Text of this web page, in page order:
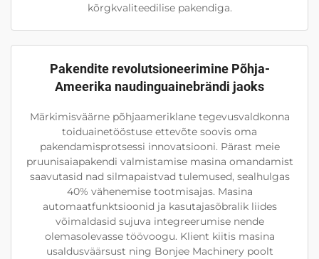
kõrgkvaliteedilise pakendiga.
Pakendite revolutsioneerimine Põhja-
Ameerika naudinguainebrändi jaoks
Märkimisväärne põhjaameriklane tegevusvaldkonna
toiduainetööstuse ettevõte soovis oma
pakendamisprotsessi innovatsiooni. Pärast meie
pruunisaiapakendi valmistamise masina omandamist
saavutasid nad silmapaistvad tulemused, sealhulgas
40% vähenemise tootmisajas. Masina
automaatfunktsioonid ja kasutajasõbralik liides
võimaldasid sujuva integreerumise nende
olemasolevasse töövoogu. Klient kiitis masina
usaldusväärsust ning Bonjee Machinery poolt